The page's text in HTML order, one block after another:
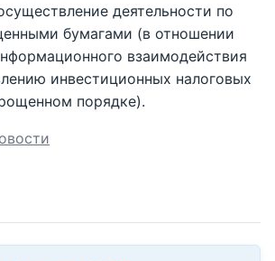
деятельности по
бумагами (в отношении
взаимодействия
инвестиционных налоговых
порядке).